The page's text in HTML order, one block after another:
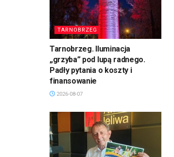
TARNOBRZEG
Tarnobrzeg. Iluminacja
„grzyba” pod lupą radnego.
Padły pytania o koszty i
finansowanie
2026-08-07